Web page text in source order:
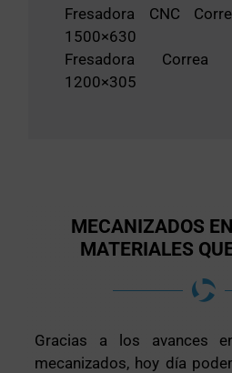
Fresadora CNC
1500×630
Fresadora Correa
1200×305
MECANIZADOS
MATERIALES
Gracias a los avances
mecanizados, hoy día